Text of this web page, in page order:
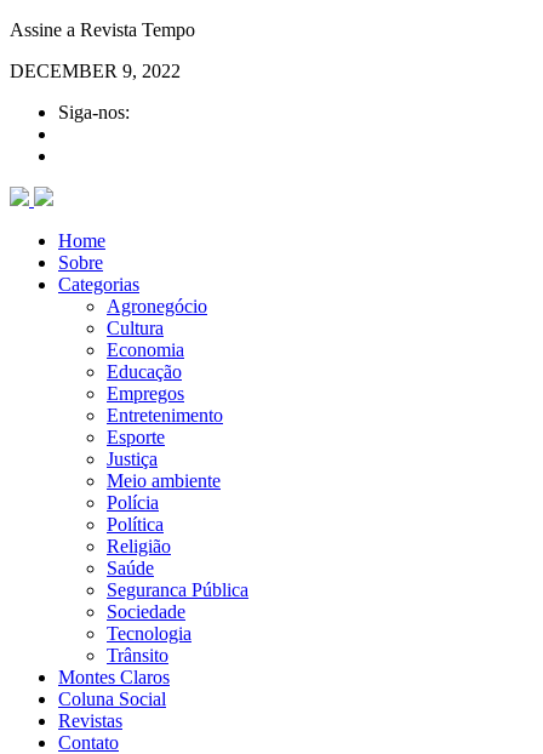
Assine a Revista Tempo
DECEMBER 9, 2022
Siga-nos:
Home
Sobre
Categorias
Agronegócio
Cultura
Economia
Educação
Empregos
Entretenimento
Esporte
Justiça
Meio ambiente
Polícia
Política
Religião
Saúde
Seguranca Pública
Sociedade
Tecnologia
Trânsito
Montes Claros
Coluna Social
Revistas
Contato